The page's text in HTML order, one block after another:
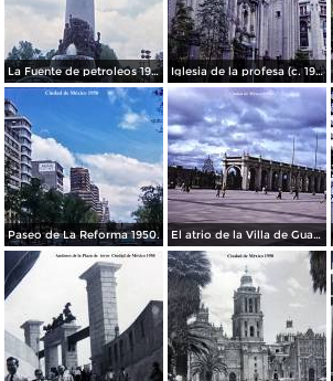
La Fuente de petroleos 1950. Iglesia de la profesa (c. 1950)
Paseo de La Reforma 1950. El atrio de la Villa de Guadalupe 1950.